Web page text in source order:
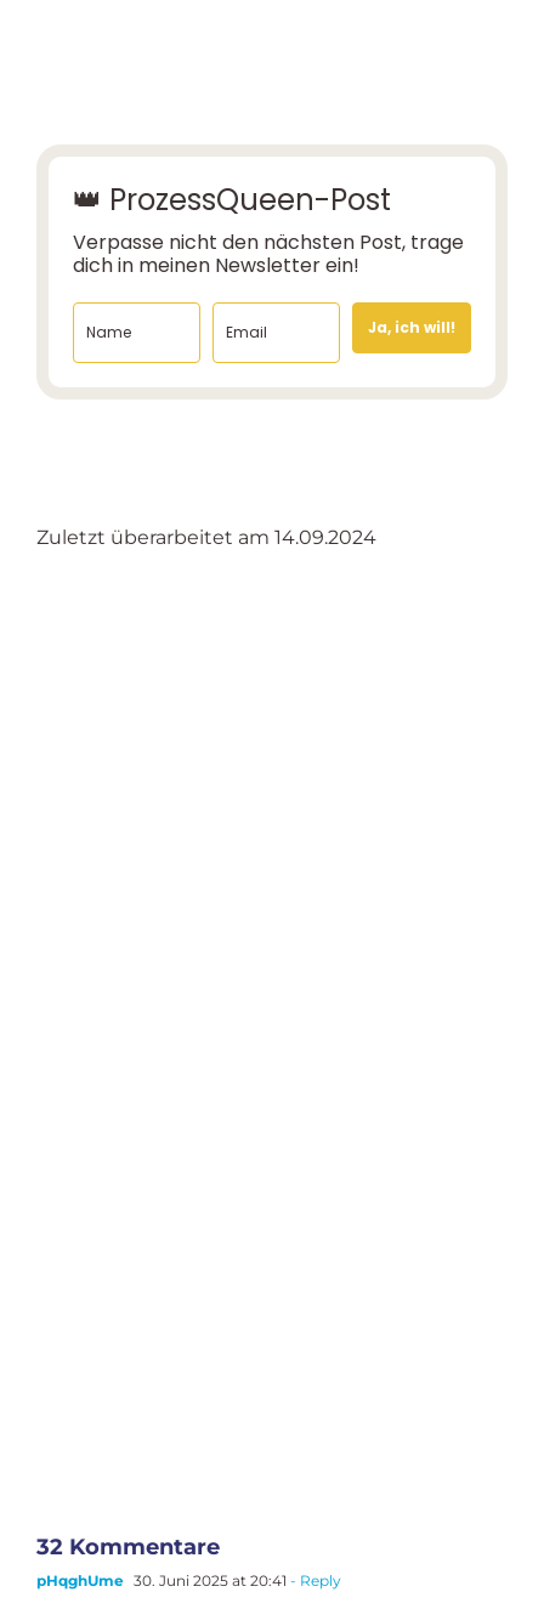
👑 ProzessQueen-Post
Verpasse nicht den nächsten Post, trage
dich in meinen Newsletter ein!
Ja, ich will!
Zuletzt überarbeitet am 14.09.2024
32 Kommentare
pHqghUme 30. Juni 2025 at 20:41 - Reply